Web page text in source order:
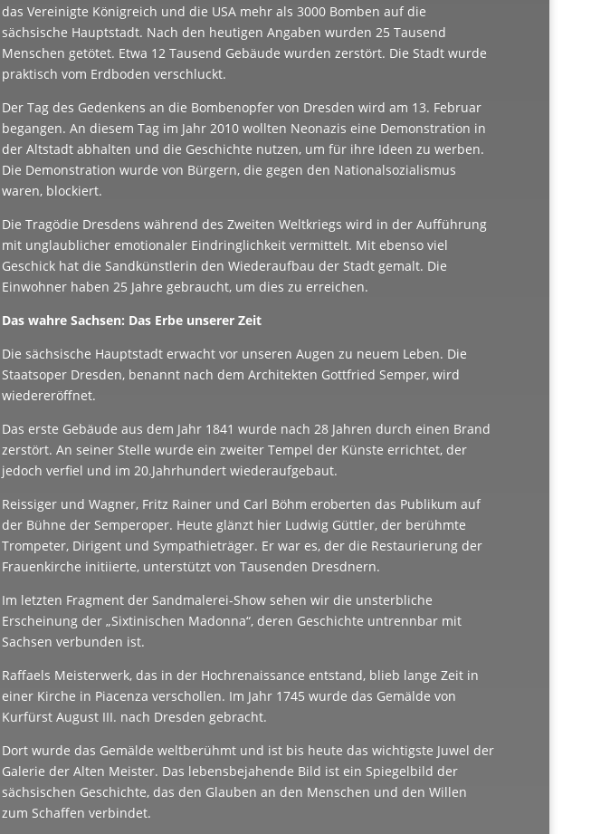
das Vereinigte Königreich und die USA mehr als 3000 Bomben auf die
sächsische Hauptstadt. Nach den heutigen Angaben wurden 25 Tausend
Menschen getötet. Etwa 12 Tausend Gebäude wurden zerstört. Die Stadt wurde
praktisch vom Erdboden verschluckt.
Der Tag des Gedenkens an die Bombenopfer von Dresden wird am 13. Februar
begangen. An diesem Tag im Jahr 2010 wollten Neonazis eine Demonstration in
der Altstadt abhalten und die Geschichte nutzen, um für ihre Ideen zu werben.
Die Demonstration wurde von Bürgern, die gegen den Nationalsozialismus
waren, blockiert.
Die Tragödie Dresdens während des Zweiten Weltkriegs wird in der Aufführung
mit unglaublicher emotionaler Eindringlichkeit vermittelt. Mit ebenso viel
Geschick hat die Sandkünstlerin den Wiederaufbau der Stadt gemalt. Die
Einwohner haben 25 Jahre gebraucht, um dies zu erreichen.
Das wahre Sachsen: Das Erbe unserer Zeit
Die sächsische Hauptstadt erwacht vor unseren Augen zu neuem Leben. Die
Staatsoper Dresden, benannt nach dem Architekten Gottfried Semper, wird
wiedereröffnet.
Das erste Gebäude aus dem Jahr 1841 wurde nach 28 Jahren durch einen Brand
zerstört. An seiner Stelle wurde ein zweiter Tempel der Künste errichtet, der
jedoch verfiel und im 20.Jahrhundert wiederaufgebaut.
Reissiger und Wagner, Fritz Rainer und Carl Böhm eroberten das Publikum auf
der Bühne der Semperoper. Heute glänzt hier Ludwig Güttler, der berühmte
Trompeter, Dirigent und Sympathieträger. Er war es, der die Restaurierung der
Frauenkirche initiierte, unterstützt von Tausenden Dresdnern.
Im letzten Fragment der Sandmalerei-Show sehen wir die unsterbliche
Erscheinung der „Sixtinischen Madonna“, deren Geschichte untrennbar mit
Sachsen verbunden ist.
Raffaels Meisterwerk, das in der Hochrenaissance entstand, blieb lange Zeit in
einer Kirche in Piacenza verschollen. Im Jahr 1745 wurde das Gemälde von
Kurfürst August III. nach Dresden gebracht.
Dort wurde das Gemälde weltberühmt und ist bis heute das wichtigste Juwel der
Galerie der Alten Meister. Das lebensbejahende Bild ist ein Spiegelbild der
sächsischen Geschichte, das den Glauben an den Menschen und den Willen
zum Schaffen verbindet.